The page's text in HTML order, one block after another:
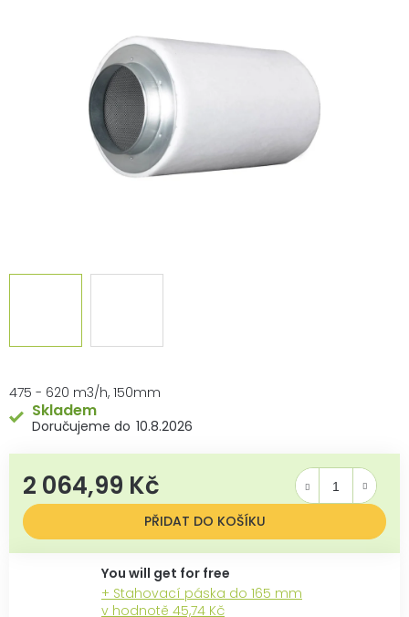
475 - 620 m3/h, 150mm
Skladem
10.8.2026
2 064,99 Kč
PŘIDAT DO KOŠÍKU
+ Stahovací páska do 165 mm
v hodnotě 45,74 Kč